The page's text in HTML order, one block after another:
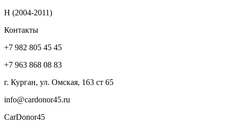
H (2004-2011)
Контакты
+7 982 805 45 45
+7 963 868 08 83
г. Курган, ул. Омская, 163 ст 65
info@cardonor45.ru
CarDonor45